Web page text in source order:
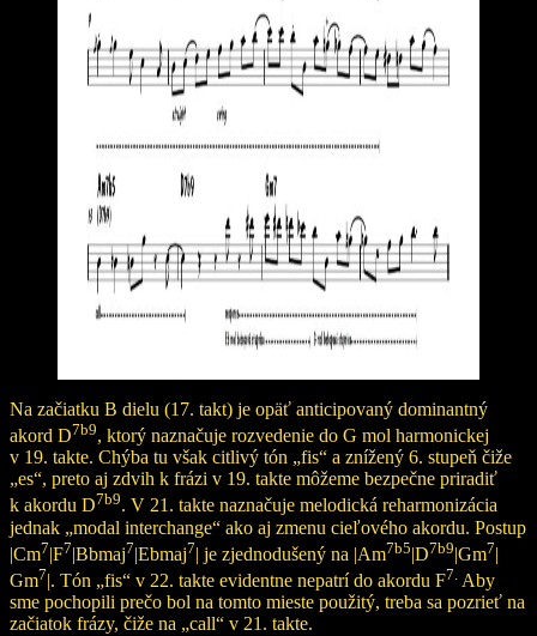
Na začiatku B dielu (17. takt) je opäť anticipovaný dominantný
akord D7b9, ktorý naznačuje rozvedenie do G mol harmonickej
v 19. takte. Chýba tu však citlivý tón „fis“ a znížený 6. stupeň čiže
„es“, preto aj zdvih k frázi v 19. takte môžeme bezpečne priradiť
k akordu D7b9. V 21. takte naznačuje melodická reharmonizácia
jednak „modal interchange“ ako aj zmenu cieľového akordu. Postup
|Cm7|F7|Bbmaj7|Ebmaj7| je zjednodušený na |Am7b5|D7b9|Gm7|
Gm7|. Tón „fis“ v 22. takte evidentne nepatrí do akordu F7. Aby
sme pochopili prečo bol na tomto mieste použitý, treba sa pozrieť na
začiatok frázy, čiže na „call“ v 21. takte.